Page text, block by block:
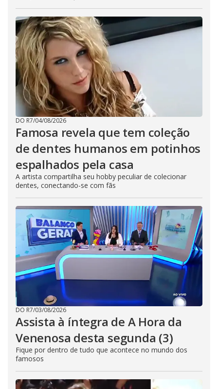
DO R7/04/08/2026
Famosa revela que tem coleção
de dentes humanos em potinhos
espalhados pela casa
A artista compartilha seu hobby peculiar de colecionar
dentes, conectando-se com fãs
DO R7/03/08/2026
Assista à íntegra de A Hora da
Venenosa desta segunda (3)
Fique por dentro de tudo que acontece no mundo dos
famosos